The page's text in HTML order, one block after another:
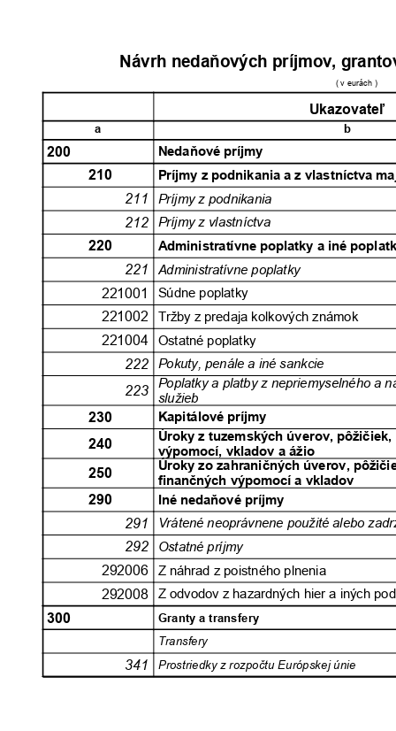
Návrh nedaňových príjmov,
( v eurách )
Ukazovateľ
a b
Nedaňové príjmy
200
Príjmy z podnikania a z vlastníctva
210
Príjmy z podnikania
211
212 Príjmy z vlastníctva
Administratívne poplatky a iné
Administratívne poplatky
Súdne poplatky
220
221
221001
221002
221004
222
Tržby z predaja kolkových známok
Ostatné poplatky
Pokuty, penále a iné sankcie
Poplatky a platby z nepriemyselného a
služieb
223
Kapitálové príjmy
230
Úroky z tuzemských úverov,
výpomocí, vkladov a ážio
240
Úroky zo zahraničných úverov,
finančných výpomocí a vkladov
250
290
Iné nedaňové príjmy
Vrátené neoprávnene použité alebo
Ostatné príjmy
291
292
Z náhrad z poistného plnenia
Z odvodov z hazardných hier a iných
Granty a transfery
292006
292008
300
Transfery
Prostriedky z rozpočtu Európskej únie
341